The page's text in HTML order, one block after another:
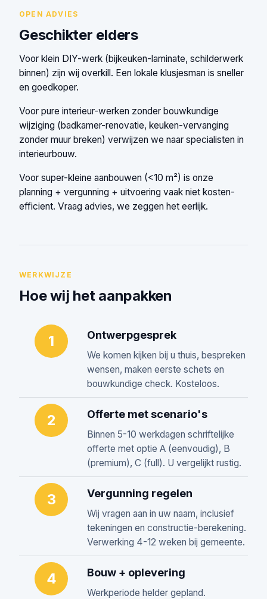
OPEN ADVIES
Geschikter elders
Voor klein DIY-werk (bijkeuken-laminate, schilderwerk
binnen) zijn wij overkill. Een lokale klusjesman is sneller
en goedkoper.
Voor pure interieur-werken zonder bouwkundige
wijziging (badkamer-renovatie, keuken-vervanging
zonder muur breken) verwijzen we naar specialisten in
interieurbouw.
Voor super-kleine aanbouwen (<10 m²) is onze
planning + vergunning + uitvoering vaak niet kosten-
efficient. Vraag advies, we zeggen het eerlijk.
WERKWIJZE
Hoe wij het aanpakken
1 Ontwerpgesprek
We komen kijken bij u thuis, bespreken
wensen, maken eerste schets en
bouwkundige check. Kosteloos.
2 Offerte met scenario's
Binnen 5-10 werkdagen schriftelijke
offerte met optie A (eenvoudig), B
(premium), C (full). U vergelijkt rustig.
3 Vergunning regelen
Wij vragen aan in uw naam, inclusief
tekeningen en constructie-berekening.
Verwerking 4-12 weken bij gemeente.
4 Bouw + oplevering
Werkperiode helder gepland.